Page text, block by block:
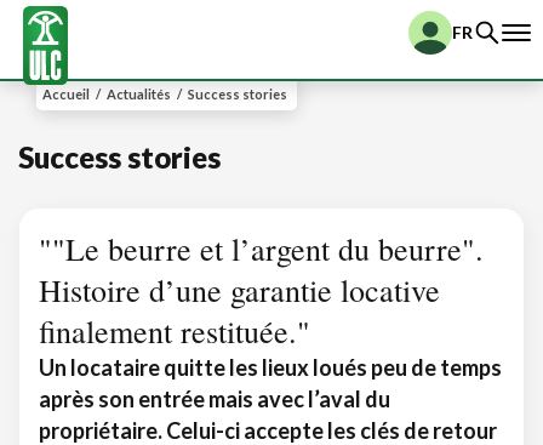
FR
Accueil / Actualités / Success stories
Success stories
""Le beurre et l’argent du beurre".
Histoire d’une garantie locative
finalement restituée."
Un locataire quitte les lieux loués peu de temps
après son entrée mais avec l’aval du
propriétaire. Celui-ci accepte les clés de retour